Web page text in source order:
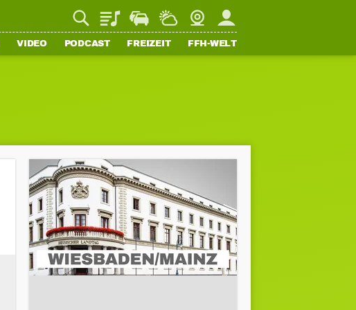
PlaylistStaupilotWetterWebcamMein FFH
VIDEO PODCAST FREIZEIT FFH-WELT